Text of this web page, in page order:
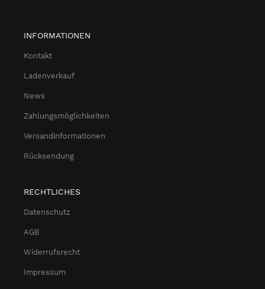
INFORMATIONEN
Kontakt
Ladenverkauf
News
Zahlungsmöglichkeiten
Versandinformationen
Rücksendung
RECHTLICHES
Datenschutz
AGB
Widerrufsrecht
Impressum